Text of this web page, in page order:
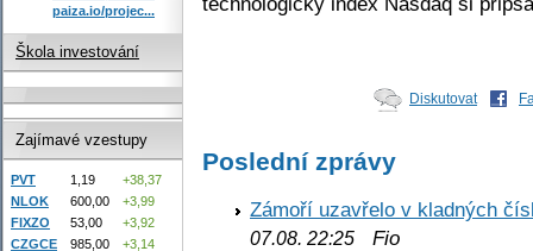
Diskutovat
Poslední zprávy
Zámoří uzavřelo v kladných
07.08. 22:25 Fio
paiza.io/projec...
Škola investování
Zajímavé vzestupy
PVT 1,19
+38,37
NLOK
600,00
+3,99
FIXZO
53,00
+3,92
CZGCE
985,00
+3,14